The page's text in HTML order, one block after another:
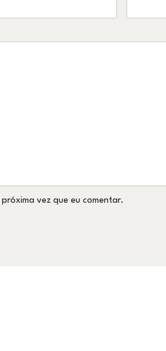
vez que eu comentar.